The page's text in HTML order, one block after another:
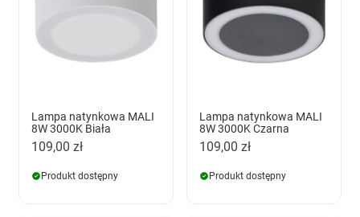
Lampa natynkowa MALI
8W 3000K Biała
109,00 zł
Produkt dostępny
Lampa natynkowa MALI
8W 3000K Czarna
109,00 zł
Produkt dostępny